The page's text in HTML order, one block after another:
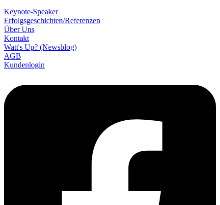
Keynote-Speaker
Erfolgsgeschichten/­Referenzen
Über Uns
Kontakt
Watt's Up? (Newsblog)
AGB
Kundenlogin